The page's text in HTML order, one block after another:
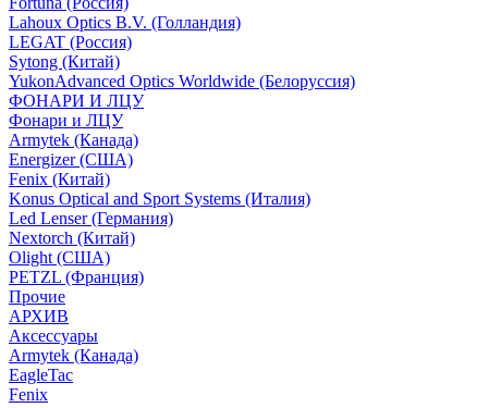
Lahoux Optics B.V. (Голландия)
LEGAT (Россия)
Sytong (Китай)
YukonAdvanced Optics Worldwide (Белоруссия)
ФОНАРИ И ЛЦУ
Фонари и ЛЦУ
Armytek (Канада)
Energizer (США)
Fenix (Китай)
Konus Optical and Sport Systems (Италия)
Led Lenser (Германия)
Nextorch (Китай)
Olight (США)
PETZL (Франция)
Прочие
АРХИВ
Аксессуары
Armytek (Канада)
EagleTac
Fenix